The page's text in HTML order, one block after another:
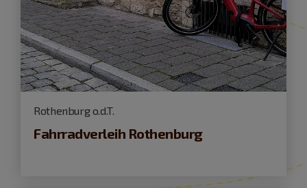
Rothenburg o.d.T.
Fahrradverleih Rothenburg